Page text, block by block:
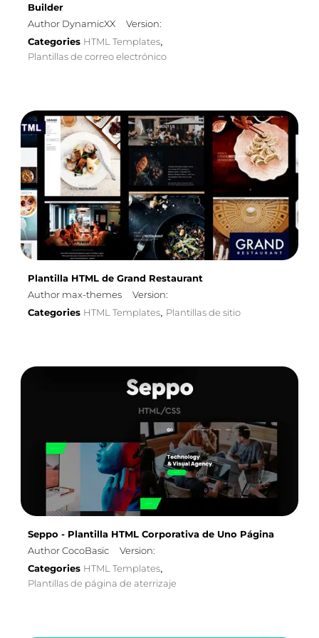
Builder
Author DynamicXX
Version:
Categories HTML Templates,
Plantillas de correo electrónico
Plantilla HTML de Grand Restaurant
Author max-themes
Version:
Categories HTML Templates, Plantillas de sitio
Seppo - Plantilla HTML Corporativa de Uno Página
Author CocoBasic
Version:
Categories HTML Templates,
Plantillas de página de aterrizaje